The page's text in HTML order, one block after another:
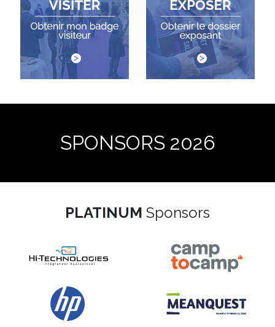
SPONSORS 2026
PLATINUM Sponsors